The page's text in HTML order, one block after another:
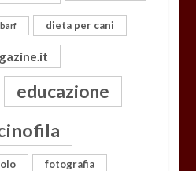
dieta per cani
educazione
fotografia